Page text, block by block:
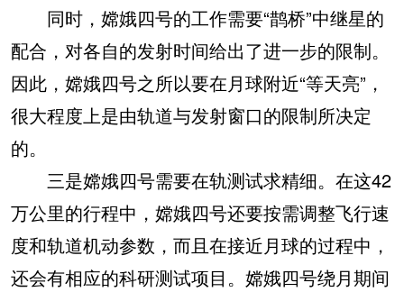
同时，嫦娥四号的工作需要“鹊桥”中继星的
配合，对各自的发射时间给出了进一步的限制。
因此，嫦娥四号之所以要在月球附近“等天亮”，
很大程度上是由轨道与发射窗口的限制所决定
的。
三是嫦娥四号需要在轨测试求精细。在这42
万公里的行程中，嫦娥四号还要按需调整飞行速
度和轨道机动参数，而且在接近月球的过程中，
还会有相应的科研测试项目。嫦娥四号绕月期间